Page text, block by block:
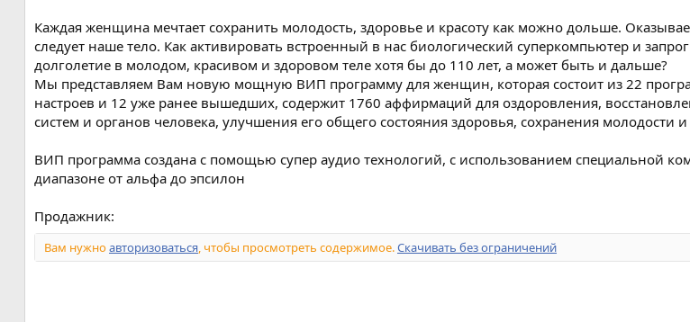
Каждая женщина мечтает сохранить молодость, здоровье и красоту как можно дольше.
следует наше тело. Как активировать встроенный в нас биологический суперкомпьютер и
долголетие в молодом, красивом и здоровом теле хотя бы до 110 лет, а может быть и дальше?
Мы представляем Вам новую мощную ВИП программу для женщин, которая состоит из 22
настроев и 12 уже ранее вышедших, содержит 1760 аффирмаций для оздоровления,
систем и органов человека, улучшения его общего состояния здоровья, сохранения молодости
ВИП программа создана с помощью супер аудио технологий, с использованием специальной
диапазоне от альфа до эпсилон
Продажник:
Вам нужноавторизоваться, чтобы просмотреть содержимое.Скачивать без ограничений